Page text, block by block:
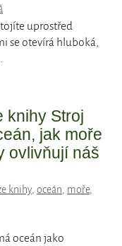
uprostřed
se otevírá hluboká,
knihy Stroj
jak moře
ovlivňují náš
knihy, oceán, moře,
oceán jako